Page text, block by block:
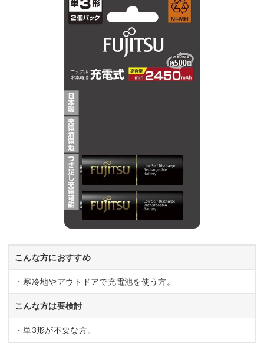
こんな方におすすめ
・寒冷地やアウトドアで充電池を使う方。
こんな方は要検討
・単3形が不要な方。